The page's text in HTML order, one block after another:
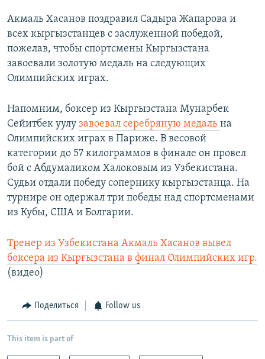
Акмаль Хасанов поздравил Садыра Жапарова и
всех кыргызстанцев с заслуженной победой,
пожелав, чтобы спортсмены Кыргызстана
завоевали золотую медаль на следующих
Олимпийских играх.
Напомним, боксер из Кыргызстана Мунарбек
Сейитбек уулу завоевал серебряную медаль на
Олимпийских играх в Париже. В весовой
категории до 57 килограммов в финале он провел
бой с Абдумаликом Халоковым из Узбекистана.
Судьи отдали победу сопернику кыргызстанца. На
турнире он одержал три победы над спортсменами
из Кубы, США и Болгарии.
Тренер из Узбекистана Акмаль Хасанов вывел
боксера из Кыргызстана в финал Олимпийских игр.
(видео)
Поделиться Follow us
This item is part of